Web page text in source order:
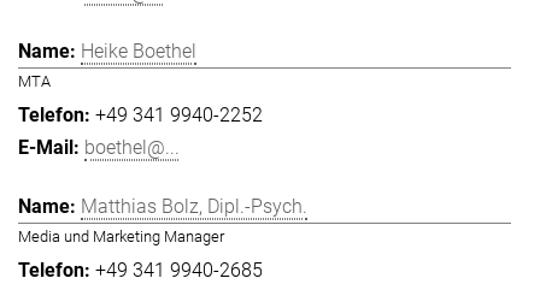
Heike Boethel
MTA
+49 341 9940-2252
boethel@...
Matthias Bolz, Dipl.-Psych.
Media und Marketing Manager
+49 341 9940-2685